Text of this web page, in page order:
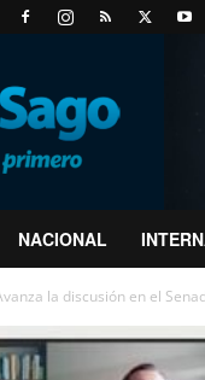
NACIONAL
la discusión en el